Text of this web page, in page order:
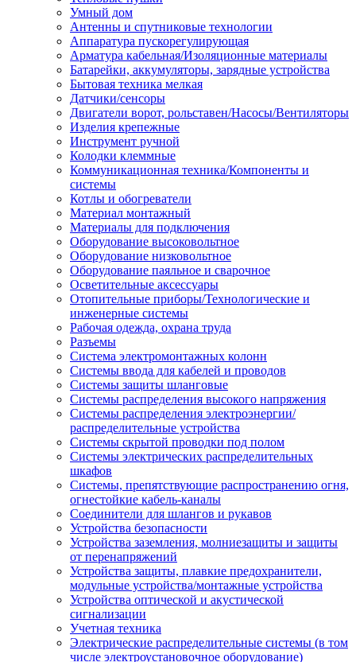
Умный дом
Антенны и спутниковые технологии
Аппаратура пускорегулирующая
Арматура кабельная/Изоляционные материалы
Батарейки, аккумуляторы, зарядные устройства
Бытовая техника мелкая
Датчики/сенсоры
Двигатели ворот, рольставен/Насосы/Вентиляторы
Изделия крепежные
Инструмент ручной
Колодки клеммные
Коммуникационная техника/Компоненты и
системы
Котлы и обогреватели
Материал монтажный
Материалы для подключения
Оборудование высоковольтное
Оборудование низковольтное
Оборудование паяльное и сварочное
Осветительные аксессуары
Отопительные приборы/Технологические и
инженерные системы
Рабочая одежда, охрана труда
Разъемы
Система электромонтажных колонн
Системы ввода для кабелей и проводов
Системы защиты шланговые
Системы распределения высокого напряжения
Системы распределения электроэнергии/
распределительные устройства
Системы скрытой проводки под полом
Системы электрических распределительных
шкафов
Системы, препятствующие распространению огня,
огнестойкие кабель-каналы
Соединители для шлангов и рукавов
Устройства безопасности
Устройства заземления, молниезащиты и защиты
от перенапряжений
Устройства защиты, плавкие предохранители,
модульные устройства/монтажные устройства
Устройства оптической и акустической
сигнализации
Учетная техника
Электрические распределительные системы (в том
числе электроустановочное оборудование)